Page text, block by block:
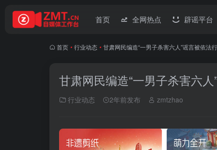
首页 全网热点 辟谣平台
首页 • 行业动态 • 甘肃网民编造“一男子杀害六人”谣言被依法
甘肃网民编造“一男子杀害六
行业动态 2年前发布 zmtzhao